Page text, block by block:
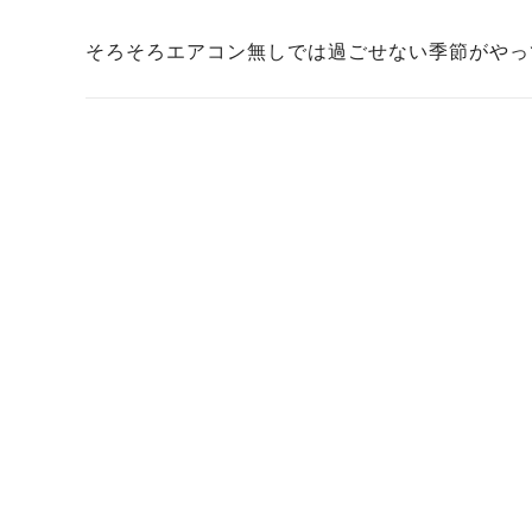
そろそろエアコン無しでは過ごせない季節がや